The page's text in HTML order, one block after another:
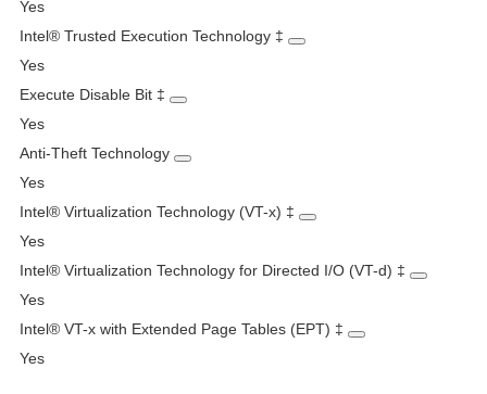
Yes
Intel® Trusted Execution Technology ‡
Yes
Execute Disable Bit ‡
Yes
Anti-Theft Technology
Yes
Intel® Virtualization Technology (VT-x) ‡
Yes
Intel® Virtualization Technology for Directed I/O (VT-d) ‡
Yes
Intel® VT-x with Extended Page Tables (EPT) ‡
Yes